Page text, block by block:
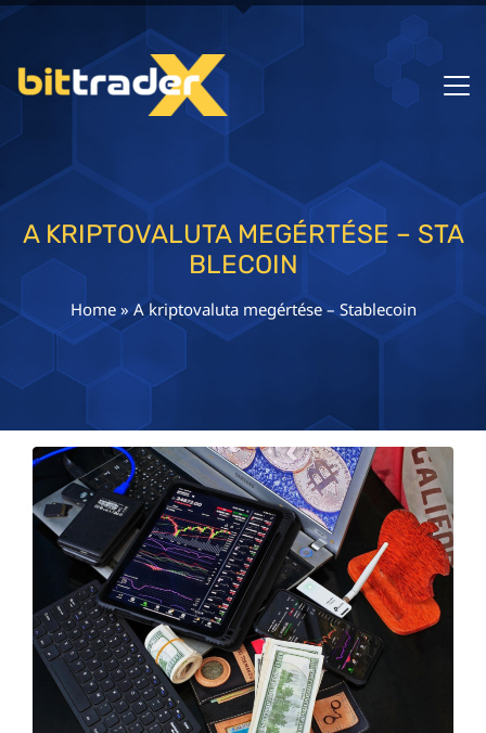
A KRIPTOVALUTA MEGÉRTÉSE – STA
BLECOIN
Home»A kriptovaluta megértése – Stablecoin